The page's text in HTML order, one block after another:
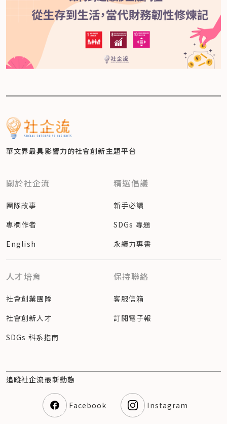
華文界最具影響力的社會創新主題平台
關於社企流
團隊故事
專欄作者
English
精選倡議
新手必讀
SDGs 專題
永續力專書
人才培育
社會創業團隊
社會創新人才
SDGs 科系指南
保持聯絡
客服信箱
訂閱電子報
追蹤社企流最新動態
Facebook Instagram